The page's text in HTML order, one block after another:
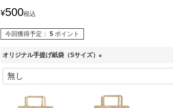
¥500税込
今回獲得予定： 5 ポイント
オリジナル手提げ紙袋（Sサイズ）
(
須
)